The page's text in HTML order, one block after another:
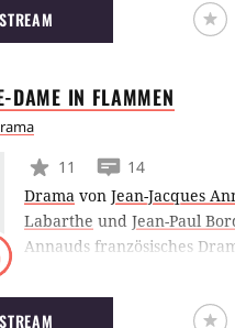
gekapert. Und der
(JFW)
DAME IN FLAMMEN
11
14
Drama von Jean-Jacques
Labarthe und Jean-Paul
Annauds französisches
2019 in der weltberühmten
Paris detailliert nach.